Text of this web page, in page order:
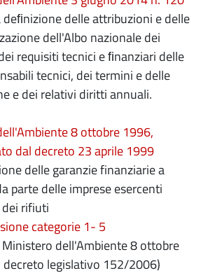
delle attribuzioni e delle
dell'Albo nazionale dei
requisiti tecnici e ﬁnanziari delle
tecnici, dei termini e delle
e dei relativi diritti annuali.
8 ottobre 1996,
dal decreto 23 aprile 1999
delle garanzie finanziarie a
parte delle imprese esercenti
rifiuti
categorie 1- 5
dell'Ambiente 8 ottobre
legislativo 152/2006)